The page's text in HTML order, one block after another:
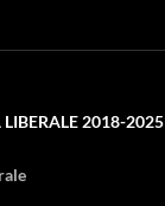
2018-2025